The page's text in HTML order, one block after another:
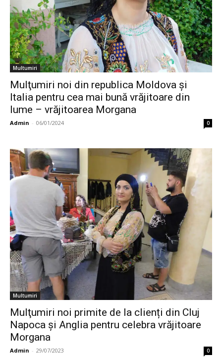
Multumiri
Mulţumiri noi din republica Moldova și
Italia pentru cea mai bună vrăjitoare din
lume – vrăjitoarea Morgana
Admin - 06/01/2024 0
Multumiri
Mulţumiri noi primite de la clienți din Cluj
Napoca și Anglia pentru celebra vrăjitoare
Morgana
Admin - 29/07/2023 0